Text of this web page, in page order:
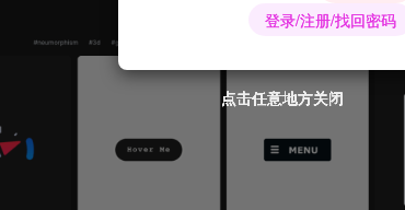
点击任意地方关闭
点击任意地方关闭
点击任意地方关闭
点击任意地方关闭
点击任意地方关闭
点击任意地方关闭
点击任意地方关闭
登录/注册/找回密码